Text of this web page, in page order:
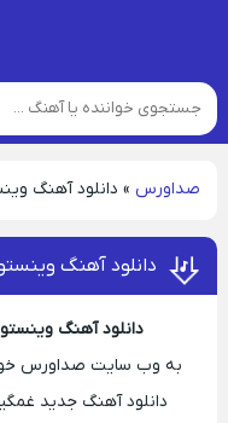
صداورس » دانلود آهنگ
دانلود آهنگ
دانلود آهنگ
به وب سایت صداورس خوش
دانلود آهنگ جدید